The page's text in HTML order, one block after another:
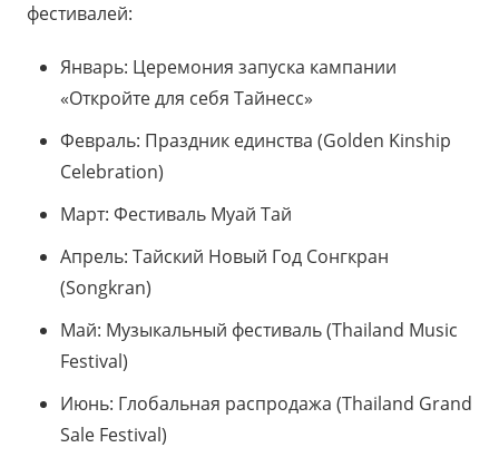
фестивалей:
Январь: Церемония запуска кампании
«Откройте для себя Тайнесс»
Февраль: Праздник единства (Golden Kinship
Celebration)
Март: Фестиваль Муай Тай
Апрель: Тайский Новый Год Сонгкран
(Songkran)
Май: Музыкальный фестиваль (Thailand Music
Festival)
Июнь: Глобальная распродажа (Thailand Grand
Sale Festival)